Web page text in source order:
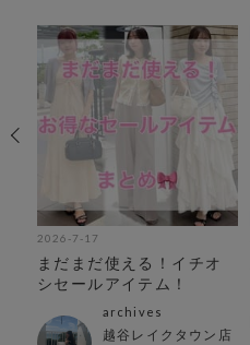
2026-7-17
まだまだ使える！イチオ
シセールアイテム！
archives
越谷レイクタウン店